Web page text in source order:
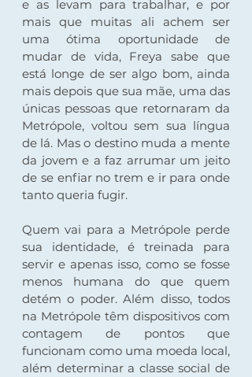
e as levam para trabalhar, e por
mais que muitas ali achem ser
uma ótima oportunidade de
mudar de vida, Freya sabe que
está longe de ser algo bom, ainda
mais depois que sua mãe, uma das
únicas pessoas que retornaram da
Metrópole, voltou sem sua língua
de lá. Mas o destino muda a mente
da jovem e a faz arrumar um jeito
de se enfiar no trem e ir para onde
tanto queria fugir.
Quem vai para a Metrópole perde
sua identidade, é treinada para
servir e apenas isso, como se fosse
menos humana do que quem
detém o poder. Além disso, todos
na Metrópole têm dispositivos com
contagem de pontos que
funcionam como uma moeda local,
além determinar a classe social de